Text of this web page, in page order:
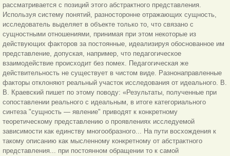
рассматривается с позиций этого абстрактного представления.
Используя систему понятий, разносторонне отражающих сущность,
исследователь выделяет в объекте только то, что связано с
сущностными отношениями, принимая при этом некоторые из
действующих факторов за постоянные, идеализируя обоснованное им
представление, допуская, например, что педагогическое
взаимодействие происходит без помех. Педагогическая же
действительность не существует в чистом виде. Разнонаправленные
факторы отклоняют реальный участок исследования от идеального. В.
В. Краевский пишет по этому поводу: «Результаты, полученные при
сопоставлении реального с идеальным, в итоге категориального
синтеза "сущность — явление" приводят к конкретному
теоретическому представлению о проявлениях исследуемой
зависимости как единству многообразного... На пути восхождения к
такому описанию как мысленному конкретному от абстрактного
представления... при постоянном обращении то к самой